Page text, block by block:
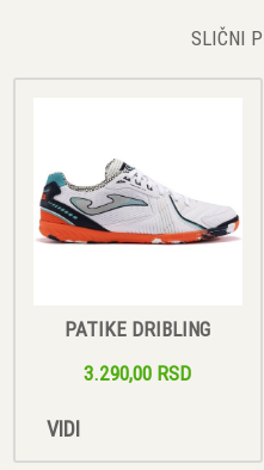
SLIČNI
PATIKE DRIBLING
3.290,00 RSD
VIDI